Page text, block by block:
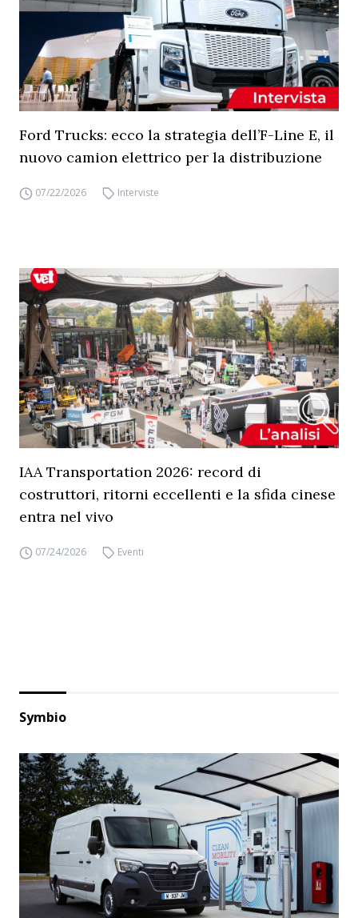
Ford Trucks: ecco la strategia dell’F-Line E, il
nuovo camion elettrico per la distribuzione
07/22/2026 Interviste
IAA Transportation 2026: record di
costruttori, ritorni eccellenti e la sfida cinese
entra nel vivo
07/24/2026 Eventi
Symbio